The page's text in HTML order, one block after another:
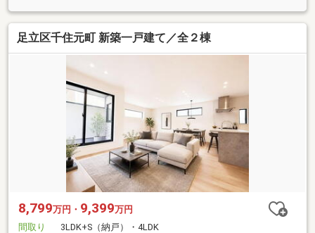
足立区千住元町 新築一戸建て／全２棟
8,799万円・ 9,399万円
間取り
3LDK+S（納戸）・4LDK